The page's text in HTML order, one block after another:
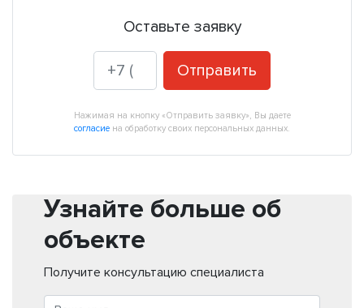
Оставьте заявку
Отправить
Нажимая на кнопку «Отправить заявку», Вы даете
согласие на обработку своих персональных данных.
Узнайте больше об
объекте
Получите консультацию специалиста